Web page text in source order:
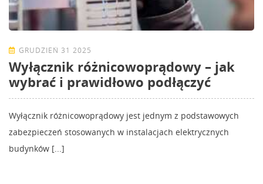
GRUDZIEŃ 31 2025
Wyłącznik różnicowoprądowy – jak
wybrać i prawidłowo podłączyć
Wyłącznik różnicowoprądowy jest jednym z podstawowych
zabezpieczeń stosowanych w instalacjach elektrycznych
budynków [...]